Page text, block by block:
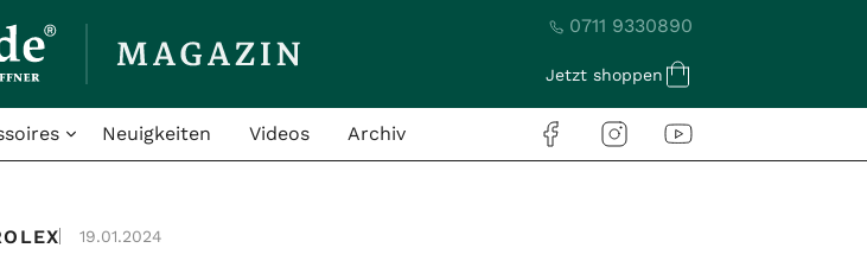
0711 9330890
Neuigkeiten Videos Archiv
Jetzt shoppen
19.01.2024